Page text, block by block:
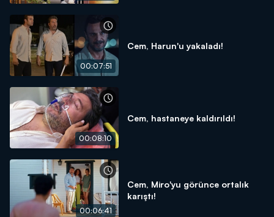
00:07:51
Cem, Harun'u yakaladı!
00:08:10
Cem, hastaneye kaldırıldı!
00:06:41
Cem, Miro'yu görünce ortalık
karıştı!